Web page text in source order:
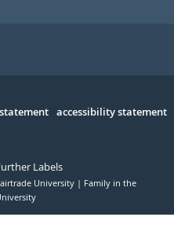
accessibility statement
Labels
University
Family in the